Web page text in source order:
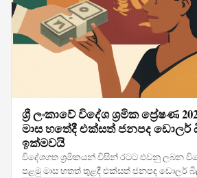
ශ්‍රී ලංකාවේ විදේශ ශ්‍රමික ප්‍රේෂණ
මාස හතේදී එක්සත් ජනපද ඩොලර්
ඉක්මවයි
විදේශගත ශ්‍රමිකයන් විසින් රටට එවනු ලබන
පළමු මාස හතත් තුළදී එක්සත් ජනපද ඩොලර්